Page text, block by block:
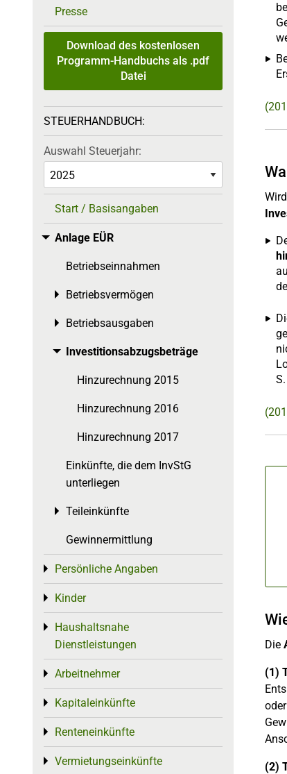
Die
(1)
(2)
Presse
Download des kostenlosen
Programm-Handbuchs als .pdf
Datei
STEUERHANDBUCH:
Auswahl Steuerjahr:
Start / Basisangaben
Anlage EÜR
Toggle menu
Betriebseinnahmen
Betriebsvermögen
Toggle menu
Betriebsausgaben
Toggle menu
Investitionsabzugsbeträge
Toggle menu
Hinzurechnung 2015
Hinzurechnung 2016
Hinzurechnung 2017
Einkünfte, die dem InvStG
unterliegen
Teileinkünfte
Toggle menu
Gewinnermittlung
Persönliche Angaben
Toggle menu
Kinder
Toggle menu
Haushaltsnahe
Dienstleistungen
Toggle menu
Arbeitnehmer
Toggle menu
Kapitaleinkünfte
Toggle menu
Renteneinkünfte
Toggle menu
Vermietungseinkünfte
Toggle menu